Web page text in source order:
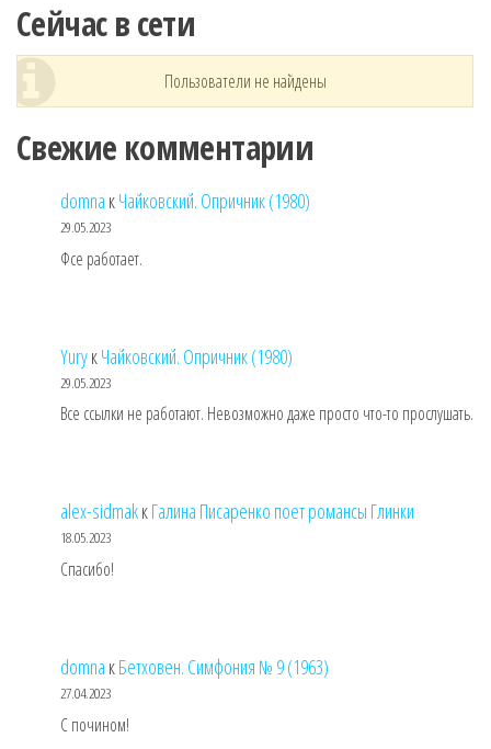
Сейчас в сети
Пользователи не найдены
Свежие комментарии
domna кЧайковский. Опричник (1980)
29.05.2023
Фсе работает.
YuryкЧайковский. Опричник (1980)
29.05.2023
Все ссылки не работают. Невозможно даже просто что-то прослушать.
alex-sidmakкГалина Писаренко поет романсы Глинки
18.05.2023
Спасибо!
domna кБетховен. Симфония № 9 (1963)
27.04.2023
С почином!